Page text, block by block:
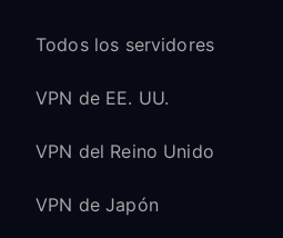
Todos los servidores
VPN de EE. UU.
VPN del Reino Unido
VPN de Japón